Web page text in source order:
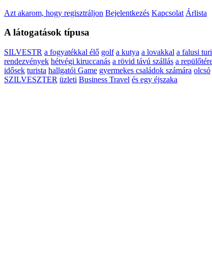
Azt akarom, hogy regisztráljon Bejelentkezés Kapcsolat Árlista
A látogatások típusa
SILVESTR a fogyatékkal élő golf a kutya a lovakkal a falusi
rendezvények hétvégi kiruccanás a rövid távú szállás a
idősek turista hallgatói Game gyermekes családok számára olcsó
SZILVESZTER üzleti Business Travel és egy éjszaka